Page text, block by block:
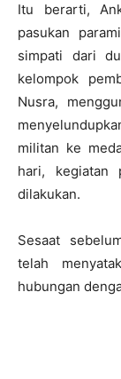
Itu berarti,
pasukan
simpati dari
kelompok
Nusra,
militan ke
hari, kegiatan
dilakukan.
Sesaat
telah
hubungan